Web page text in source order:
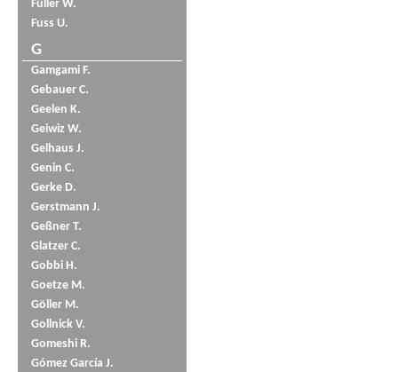
Füller W.
Fuss U.
G
Gamgami F.
Gebauer C.
Geelen K.
Geiwiz W.
Gelhaus J.
Genin C.
Gerke D.
Gerstmann J.
Geßner T.
Glatzer C.
Gobbi H.
Goetze M.
Göller M.
Gollnick V.
Gomeshi R.
Gómez García J.